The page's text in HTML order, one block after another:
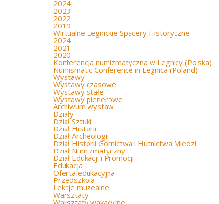
2024
2023
2022
2019
Wirtualne Legnickie Spacery Historyczne
2024
2021
2020
Konferencja numizmatyczna w Legnicy (Polska)
Numismatic Conference in Legnica (Poland)
Wystawy
Wystawy czasowe
Wystawy stałe
Wystawy plenerowe
Archiwum wystaw
Działy
Dział Sztuki
Dział Historii
Dział Archeologii
Dział Historii Górnictwa i Hutnictwa Miedzi
Dział Numizmatyczny
Dział Edukacji i Promocji
Edukacja
Oferta edukacyjna
Przedszkola
Lekcje muzealne
Warsztaty
Warsztaty wakacyjne